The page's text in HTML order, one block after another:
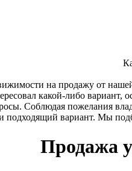
на продажу от
какой-либо вариант,
Соблюдая пожелания
подходящий вариант. Мы
Продажа